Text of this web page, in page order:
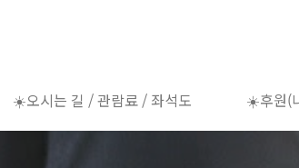
☀️오시는 길 / 관람료 / 좌석도 ☀️후원(